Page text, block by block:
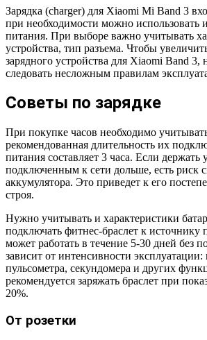
Зарядка (charger) для Xiaomi Mi Band 3
при необходимости можно использовать
питания. При выборе важно учитывать
устройства, тип разъема. Чтобы
зарядного устройства для Xiaomi Band 3,
следовать несложным правилам
Советы по зарядке
При покупке часов необходимо
рекомендованная длительность их
питания составляет 3 часа. Если держать
подключенным к сети дольше, есть риск
аккумулятора. Это приведет к его
строя.
Нужно учитывать и характеристики
подключать фитнес-браслет к источнику
может работать в течение 5-30 дней без
зависит от интенсивности эксплуатации:
пульсометра, секундомера и других
рекомендуется заряжать браслет при
20%.
От розетки